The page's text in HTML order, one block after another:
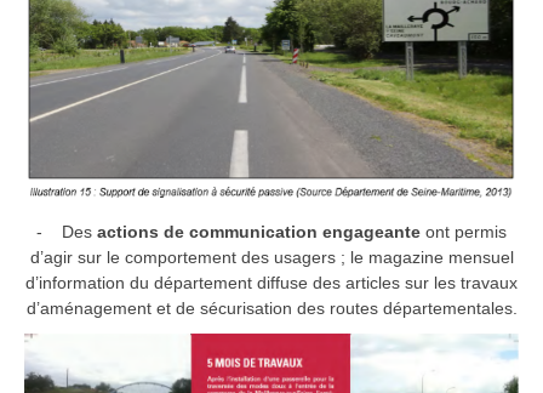
- Des actions de communication engageante ont permis
d’agir sur le comportement des usagers ; le magazine mensuel
d’information du département diffuse des articles sur les travaux
d’aménagement et de sécurisation des routes départementales.